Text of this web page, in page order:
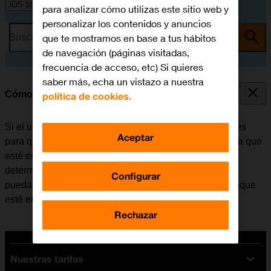
iOS 16.0
Busca por problema o tema
Cómo utilizar la función de "No molestar"
Si el usuario no desea recibir mensajes ni notificaciones
para que no le molesten, puede configurar el móvil para que
esté en modo silencioso durante un período de tiempo
determinado. Además, existe la opción de que el móvil
pueda recibir llamadas de determinados contactos aunque
esté en modo silencioso.
Nuestras tarifas
para analizar cómo utilizas este sitio web y
personalizar los contenidos y anuncios
que te mostramos en base a tus hábitos
de navegación (páginas visitadas,
frecuencia de acceso, etc) Si quieres
saber más, echa un vistazo a nuestra
política de cookies.
Configurar
Rechazar
Aceptar